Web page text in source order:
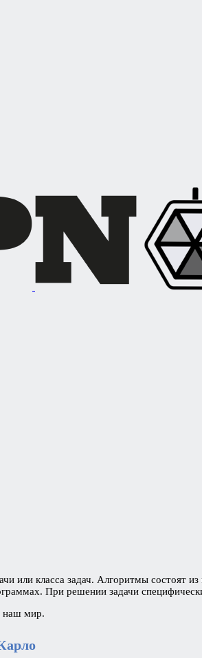
или класса задач. Алгоритмы состоят
При решении задачи
наш мир.